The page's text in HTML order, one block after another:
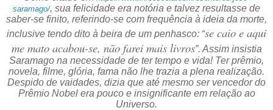
saramago/, sua felicidade era notória e talvez resultasse de
saber-se finito, referindo-se com frequência à ideia da morte,
inclusive tendo dito à beira de um penhasco: “se caio e aqui
me mato acabou-se, não farei mais livros”. Assim insistia
Saramago na necessidade de ter tempo e vida! Ter prêmio,
novela, filme, glória, fama não lhe trazia a plena realização.
Despido de vaidades, dizia que até mesmo ser vencedor do
Prêmio Nobel era pouco e insignificante em relação ao
Universo.